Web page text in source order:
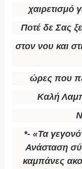
χαιρετισμό
Ποτέ δε Σας
στον νου και
ώρες που
Καλή
*- «Τα
Ανάσταση
καμπάνες